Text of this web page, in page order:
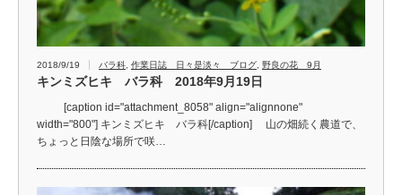
2018/9/19 バラ科 作業日誌 日々是淡々 ブログ 野良の花 9月
キンミズヒキ バラ科 2018年9月19日
[caption id="attachment_8058" align="alignnone"
width="800"] キンミズヒキ バラ科[/caption] 山の畑続く農道で、
ちょっと日陰な場所で咲…